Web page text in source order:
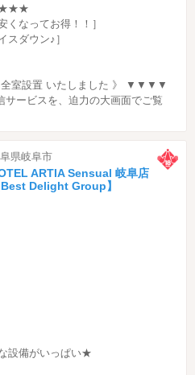
★★★
くなってお得！！］
スダウン♪］
室設置 いたしました 》 ▼▼▼▼
サービスを、迫力の大画面でご覧
県岐阜市
ARTIA Sensual 岐阜店
Best Delight Group】
設備がいっぱい★